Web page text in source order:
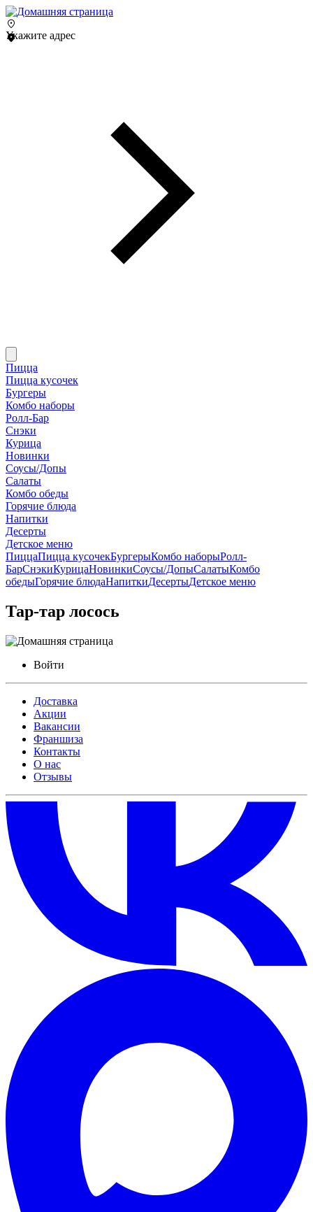
Укажите адрес
Пицца
Пицца кусочек
Бургеры
Комбо наборы
Ролл-Бар
Снэки
Курица
Новинки
Соусы/Допы
Салаты
Комбо обеды
Горячие блюда
Напитки
Десерты
Детское меню
ПиццаПицца кусочекБургерыКомбо наборыРолл-
БарСнэкиКурицаНовинкиСоусы/ДопыСалатыКомбо
обедыГорячие блюдаНапиткиДесертыДетское меню
Тар-тар лосось
Войти
Доставка
Акции
Вакансии
Франшиза
Контакты
О нас
Отзывы